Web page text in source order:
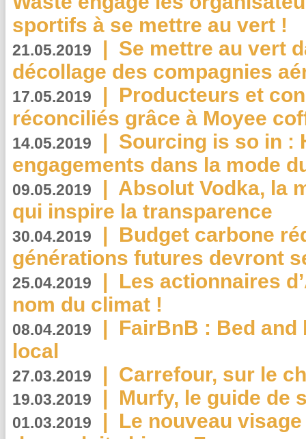
sportifs à se mettre au vert !
21.05.2019 | Se mettre au vert
décollage des compagnies
17.05.2019 | Producteurs et
réconciliés grâce à Moyee
14.05.2019 | Sourcing is so in :
engagements dans la mode
09.05.2019 | Absolut Vodka, la
qui inspire la transparence
30.04.2019 | Budget carbone
générations futures devront
25.04.2019 | Les actionnaires
nom du climat !
08.04.2019 | FairBnB : Bed
local
27.03.2019 | Carrefour, sur le
19.03.2019 | Murfy, le guide de
01.03.2019 | Le nouveau